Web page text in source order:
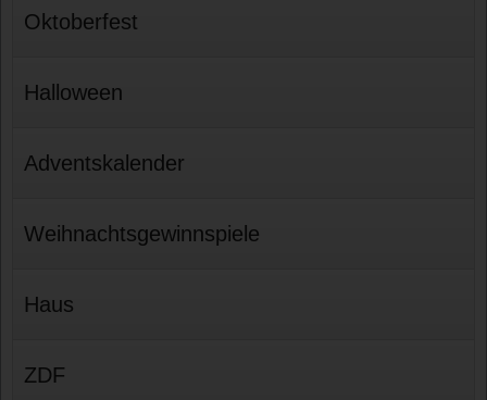
Oktoberfest
Halloween
Adventskalender
Weihnachtsgewinnspiele
Haus
ZDF